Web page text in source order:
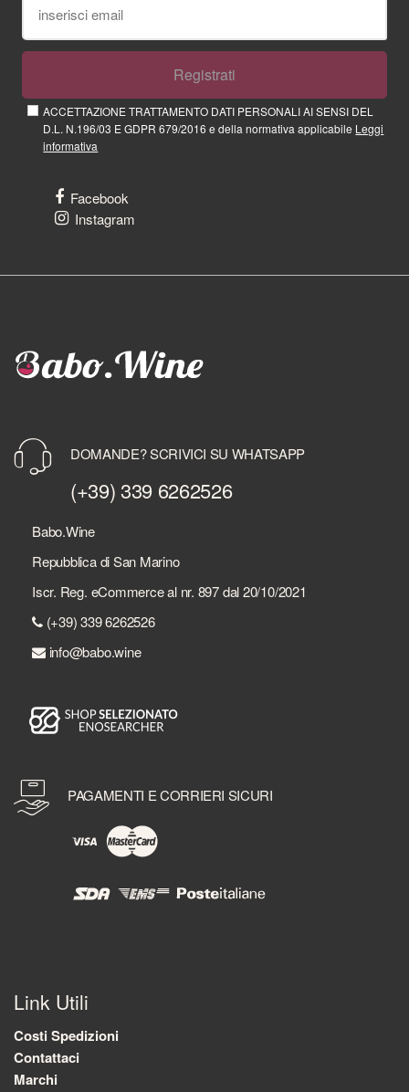
Registrati
ACCETTAZIONE TRATTAMENTO DATI PERSONALI AI SENSI DEL
D.L. N.196/03 E GDPR 679/2016 e della normativa applicabile Leggi
informativa
Facebook
Instagram
DOMANDE? SCRIVICI SU WHATSAPP
(+39) 339 6262526
Babo.Wine
Repubblica di San Marino
Iscr. Reg. eCommerce al nr. 897 dal 20/10/2021
(+39) 339 6262526
info@babo.wine
PAGAMENTI E CORRIERI SICURI
Link Utili
Costi Spedizioni
Contattaci
Marchi